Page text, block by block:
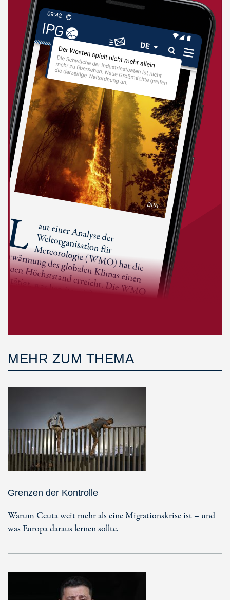
MEHR ZUM THEMA
Grenzen der Kontrolle
Warum Ceuta weit mehr als eine Migrationskrise ist – und
was Europa daraus lernen sollte.